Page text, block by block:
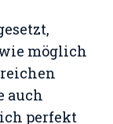
möglich
auch
perfekt